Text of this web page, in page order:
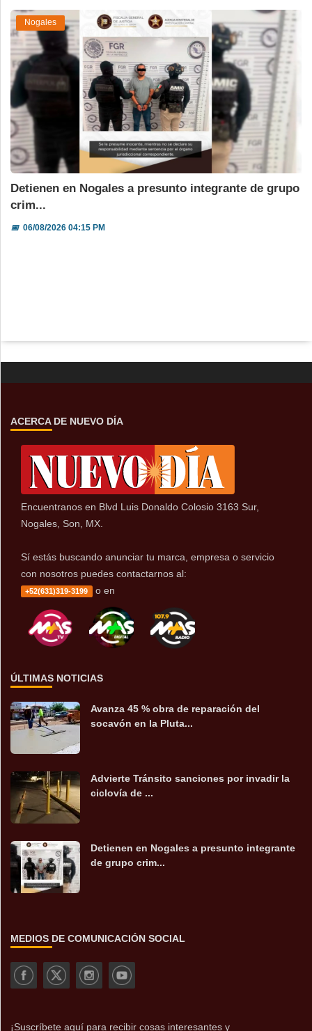
Nogales
Detienen en Nogales a presunto integrante de grupo
crim...
📅06/08/2026 04:15 PM
ACERCA DE NUEVO DÍA
Encuentranos en Blvd Luis Donaldo Colosio 3163 Sur,
Nogales, Son, MX.
Sí estás buscando anunciar tu marca, empresa o servicio
con nosotros puedes contactarnos al:
+52(631)319-3199 o en
ÚLTIMAS NOTICIAS
Avanza 45 % obra de reparación del
socavón en la Pluta...
Advierte Tránsito sanciones por invadir la
ciclovía de ...
Detienen en Nogales a presunto integrante
de grupo crim...
MEDIOS DE COMUNICACIÓN SOCIAL
¡Suscríbete aquí para recibir cosas interesantes y